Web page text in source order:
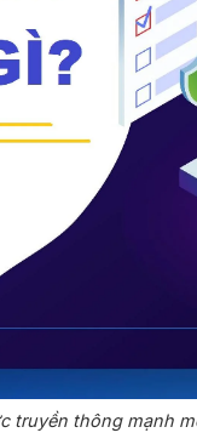
truyền thông mạnh